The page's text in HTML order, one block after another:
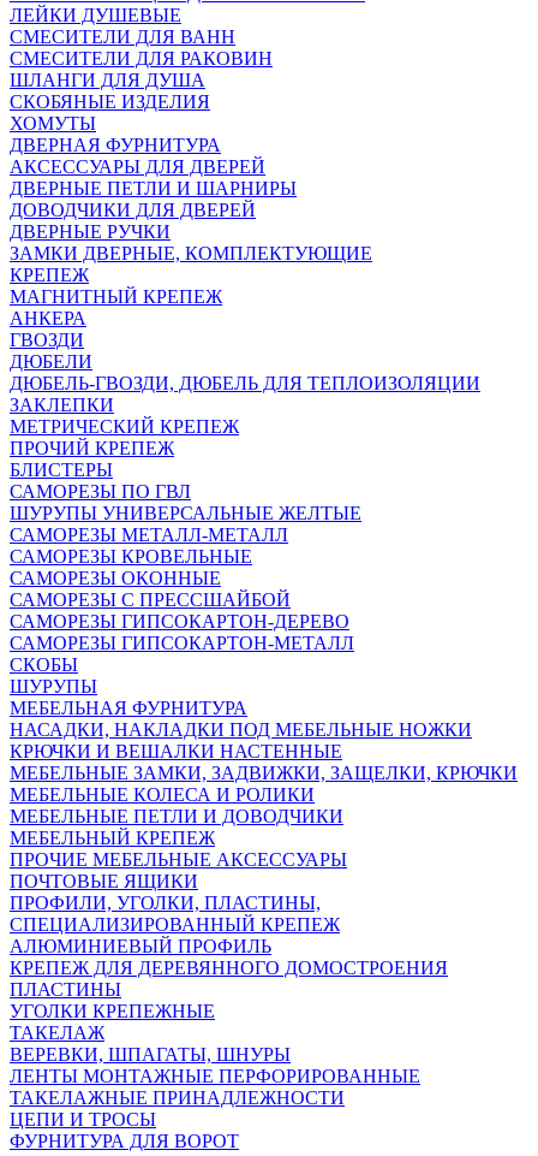
ЛЕЙКИ ДУШЕВЫЕ
СМЕСИТЕЛИ ДЛЯ ВАНН
СМЕСИТЕЛИ ДЛЯ РАКОВИН
ШЛАНГИ ДЛЯ ДУША
СКОБЯНЫЕ ИЗДЕЛИЯ
ХОМУТЫ
ДВЕРНАЯ ФУРНИТУРА
АКСЕССУАРЫ ДЛЯ ДВЕРЕЙ
ДВЕРНЫЕ ПЕТЛИ И ШАРНИРЫ
ДОВОДЧИКИ ДЛЯ ДВЕРЕЙ
ДВЕРНЫЕ РУЧКИ
ЗАМКИ ДВЕРНЫЕ, КОМПЛЕКТУЮЩИЕ
КРЕПЕЖ
МАГНИТНЫЙ КРЕПЕЖ
АНКЕРА
ГВОЗДИ
ДЮБЕЛИ
ДЮБЕЛЬ-ГВОЗДИ, ДЮБЕЛЬ ДЛЯ ТЕПЛОИЗОЛЯЦИИ
ЗАКЛЕПКИ
МЕТРИЧЕСКИЙ КРЕПЕЖ
ПРОЧИЙ КРЕПЕЖ
БЛИСТЕРЫ
САМОРЕЗЫ ПО ГВЛ
ШУРУПЫ УНИВЕРСАЛЬНЫЕ ЖЕЛТЫЕ
САМОРЕЗЫ МЕТАЛЛ-МЕТАЛЛ
САМОРЕЗЫ КРОВЕЛЬНЫЕ
САМОРЕЗЫ ОКОННЫЕ
САМОРЕЗЫ С ПРЕССШАЙБОЙ
САМОРЕЗЫ ГИПСОКАРТОН-ДЕРЕВО
САМОРЕЗЫ ГИПСОКАРТОН-МЕТАЛЛ
СКОБЫ
ШУРУПЫ
МЕБЕЛЬНАЯ ФУРНИТУРА
НАСАДКИ, НАКЛАДКИ ПОД МЕБЕЛЬНЫЕ НОЖКИ
КРЮЧКИ И ВЕШАЛКИ НАСТЕННЫЕ
МЕБЕЛЬНЫЕ ЗАМКИ, ЗАДВИЖКИ, ЗАЩЕЛКИ, КРЮЧКИ
МЕБЕЛЬНЫЕ КОЛЕСА И РОЛИКИ
МЕБЕЛЬНЫЕ ПЕТЛИ И ДОВОДЧИКИ
МЕБЕЛЬНЫЙ КРЕПЕЖ
ПРОЧИЕ МЕБЕЛЬНЫЕ АКСЕССУАРЫ
ПОЧТОВЫЕ ЯЩИКИ
ПРОФИЛИ, УГОЛКИ, ПЛАСТИНЫ,
СПЕЦИАЛИЗИРОВАННЫЙ КРЕПЕЖ
АЛЮМИНИЕВЫЙ ПРОФИЛЬ
КРЕПЕЖ ДЛЯ ДЕРЕВЯННОГО ДОМОСТРОЕНИЯ
ПЛАСТИНЫ
УГОЛКИ КРЕПЕЖНЫЕ
ТАКЕЛАЖ
ВЕРЕВКИ, ШПАГАТЫ, ШНУРЫ
ЛЕНТЫ МОНТАЖНЫЕ ПЕРФОРИРОВАННЫЕ
ТАКЕЛАЖНЫЕ ПРИНАДЛЕЖНОСТИ
ЦЕПИ И ТРОСЫ
ФУРНИТУРА ДЛЯ ВОРОТ